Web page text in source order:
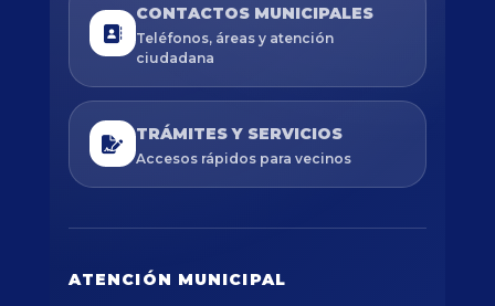
CONTACTOS MUNICIPALES
Teléfonos, áreas y atención
ciudadana
TRÁMITES Y SERVICIOS
Accesos rápidos para vecinos
ATENCIÓN MUNICIPAL